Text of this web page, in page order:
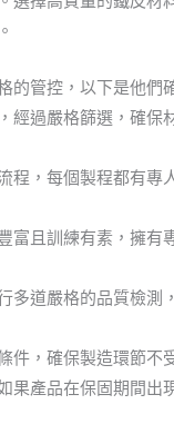
的管控，以下是他們
經過嚴格篩選，確
程，每個製程都有
富且訓練有素，擁
多道嚴格的品質檢
件，確保製造環節不
果產品在保固期間